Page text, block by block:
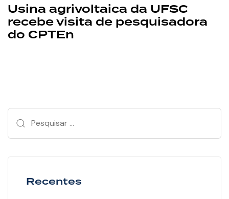
Usina agrivoltaica da UFSC
recebe visita de pesquisadora
do CPTEn
Recentes